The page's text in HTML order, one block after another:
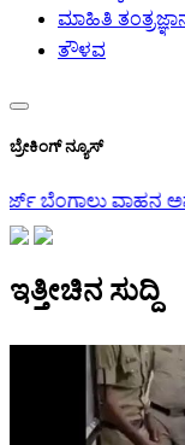
ಮಾಹಿತಿ
ತೌಳವ
ಬ್ರೇಕಿಂಗ್ ನ್ಯೂಸ್
ವಾಪಸ್ ಪಡೆದ
ಇತ್ತೀಚಿನ ಸುದ್ದಿ